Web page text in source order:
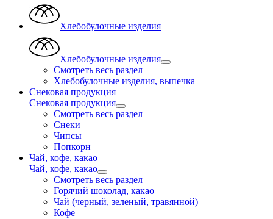
Хлебобулочные изделия
Хлебобулочные изделия
Смотреть весь раздел
Хлебобулочные изделия, выпечка
Снековая продукция
Снековая продукция
Смотреть весь раздел
Снеки
Чипсы
Попкорн
Чай, кофе, какао
Чай, кофе, какао
Смотреть весь раздел
Горячий шоколад, какао
Чай (черный, зеленый, травянной)
Кофе